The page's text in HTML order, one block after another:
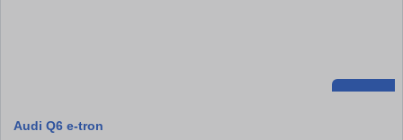
Audi Q6 e-tron